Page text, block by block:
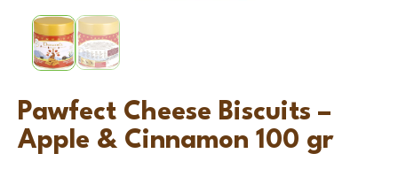
Pawfect Cheese Biscuits –
Apple & Cinnamon 100 gr